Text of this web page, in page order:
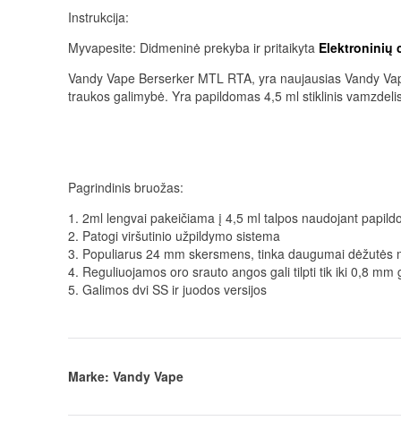
Instrukcija:
Myvapesite: Didmeninė prekyba ir pritaikyta Elektroninių
Vandy Vape Berserker MTL RTA, yra naujausias Vandy
traukos galimybė. Yra papildomas 4,5 ml stiklinis
Pagrindinis bruožas:
1. 2ml lengvai pakeičiama į 4,5 ml talpos naudojant
2. Patogi viršutinio užpildymo sistema
3. Populiarus 24 mm skersmens, tinka daugumai dėžutės
4. Reguliuojamos oro srauto angos gali tilpti tik iki 0,8 mm
5. Galimos dvi SS ir juodos versijos
Marke: Vandy Vape